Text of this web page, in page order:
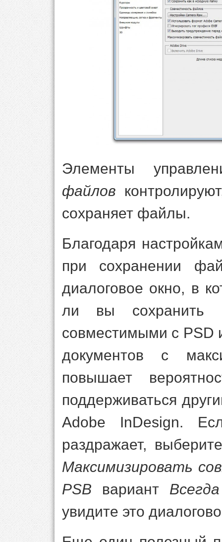
Элементы
файлов
сохраняет файлы.
Благодаря
при сохранении
диалоговое окно, в
ли вы сохранить
совместимыми с PSD
документов с
повышает
поддерживаться
Adobe InDesign.
раздражает,
Максимизировать
PSB вариант
увидите это